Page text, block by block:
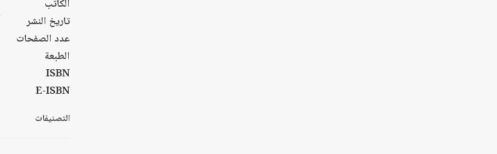
الكاتب
تاريخ النشر
عدد الصفحات
الطبعة
ISBN
E-ISBN
التصنيفات